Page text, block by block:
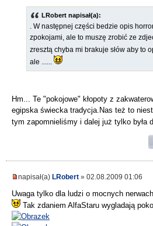
LRobert napisał(a):
. W następnej części bedzie opis
zpokojami, ale to muszę zrobić ze
zresztą chyba mi brakuje słów aby to
ale ......
Hm... Te "pokojowe" kłopoty z
egipska świecka tradycja.Nas też to
tym zapomnieliśmy i dalej już tylko była
napisał(a) LRobert » 02.08.2009 01:06
Uwaga tylko dla ludzi o mocnych
Tak zdaniem AlfaStaru wygladają